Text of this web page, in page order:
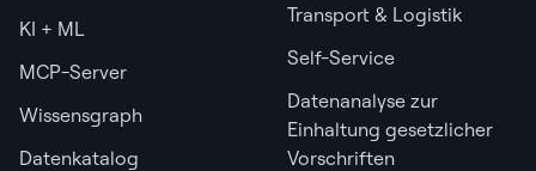
KI + ML
MCP-Server
Wissensgraph
Datenkatalog
Transport & Logistik
Self-Service
Datenanalyse zur
Einhaltung gesetzlicher
Vorschriften